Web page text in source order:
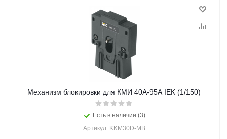
Механизм блокировки для КМИ 40А-95А IEK (1/150)
Есть в наличии (3)
Артикул: KKM30D-MB